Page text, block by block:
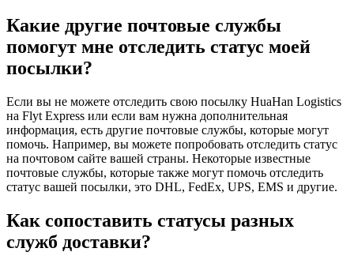
Какие другие почтовые службы
помогут мне отследить статус моей
посылки?
Если вы не можете отследить свою посылку HuaHan Logistics
на Flyt Express или если вам нужна дополнительная
информация, есть другие почтовые службы, которые могут
помочь. Например, вы можете попробовать отследить статус
на почтовом сайте вашей страны. Некоторые известные
почтовые службы, которые также могут помочь отследить
статус вашей посылки, это DHL, FedEx, UPS, EMS и другие.
Как сопоставить статусы разных
служб доставки?